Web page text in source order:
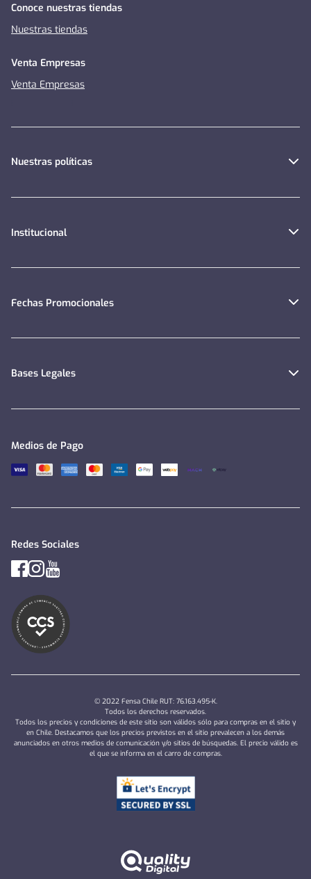
Conoce nuestras tiendas
Nuestras tiendas
Venta Empresas
Venta Empresas
Nuestras políticas
Institucional
Fechas Promocionales
Bases Legales
Medios de Pago
Redes Sociales
© 2022 Fensa Chile RUT: 76.163.495-K.
Todos los derechos reservados.
Todos los precios y condiciones de este sitio son válidos sólo para compras en el sitio y
en Chile. Destacamos que los precios previstos en el sitio prevalecen a los demás
anunciados en otros medios de comunicación y/o sitios de búsquedas. El precio válido es
el que se informa en el carro de compras.